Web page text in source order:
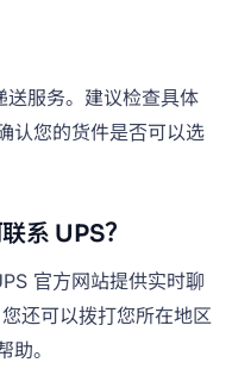
送服务。建议检查具体
认您的货件是否可以选
系 UPS？
官方网站提供实时聊
还可以拨打您所在地区
。